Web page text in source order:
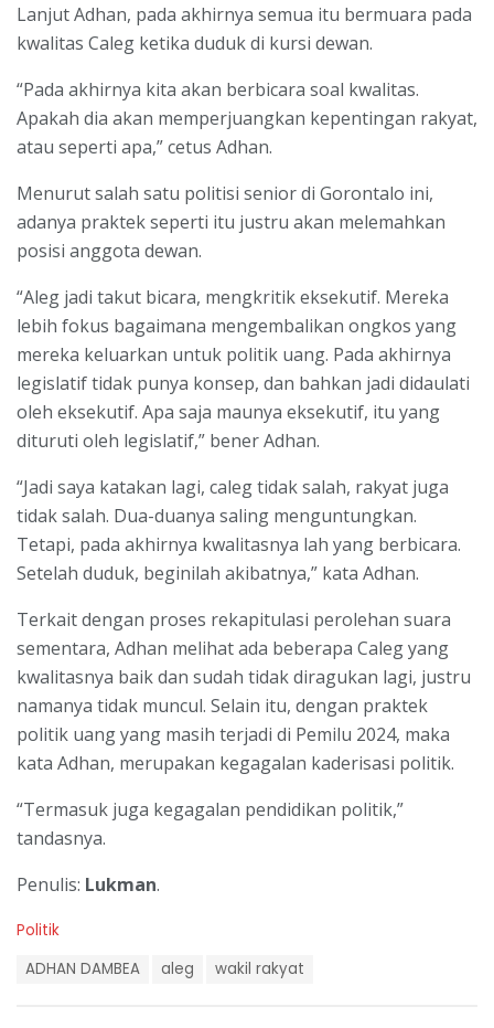
Lanjut Adhan, pada akhirnya semua itu bermuara pada
kwalitas Caleg ketika duduk di kursi dewan.
“Pada akhirnya kita akan berbicara soal kwalitas.
Apakah dia akan memperjuangkan kepentingan rakyat,
atau seperti apa,” cetus Adhan.
Menurut salah satu politisi senior di Gorontalo ini,
adanya praktek seperti itu justru akan melemahkan
posisi anggota dewan.
“Aleg jadi takut bicara, mengkritik eksekutif. Mereka
lebih fokus bagaimana mengembalikan ongkos yang
mereka keluarkan untuk politik uang. Pada akhirnya
legislatif tidak punya konsep, dan bahkan jadi didaulati
oleh eksekutif. Apa saja maunya eksekutif, itu yang
dituruti oleh legislatif,” bener Adhan.
“Jadi saya katakan lagi, caleg tidak salah, rakyat juga
tidak salah. Dua-duanya saling menguntungkan.
Tetapi, pada akhirnya kwalitasnya lah yang berbicara.
Setelah duduk, beginilah akibatnya,” kata Adhan.
Terkait dengan proses rekapitulasi perolehan suara
sementara, Adhan melihat ada beberapa Caleg yang
kwalitasnya baik dan sudah tidak diragukan lagi, justru
namanya tidak muncul. Selain itu, dengan praktek
politik uang yang masih terjadi di Pemilu 2024, maka
kata Adhan, merupakan kegagalan kaderisasi politik.
“Termasuk juga kegagalan pendidikan politik,”
tandasnya.
Penulis: Lukman.
C
Politik
ADHAN DAMBEA aleg wakil rakyat